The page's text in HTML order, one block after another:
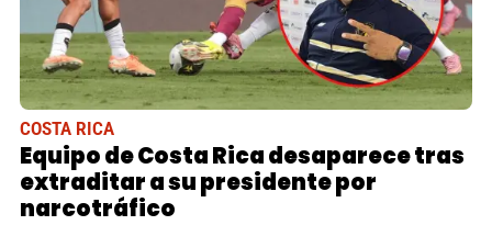
COSTA RICA
Equipo de Costa Rica desaparece tras
extraditar a su presidente por
narcotráfico